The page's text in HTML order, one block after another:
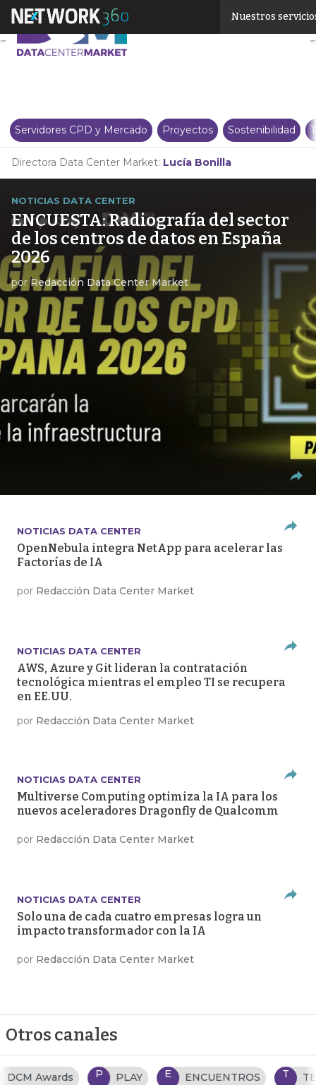
Nuestros
Servidores CPD y Mercado Proyectos Sostenibilidad
Directora Data Center Market: Lucía Bonilla
NOTICIAS DATA CENTER
ENCUESTA: Radiografía del sector
de los centros de datos en España
2026
porRedacción Data Center Market
NOTICIAS DATA CENTER
OpenNebula integra NetApp para acelerar las
Factorías de IA
por Redacción Data Center Market
NOTICIAS DATA CENTER
AWS, Azure y Git lideran la contratación
tecnológica mientras el empleo TI se recupera
en EE.UU.
por Redacción Data Center Market
NOTICIAS DATA CENTER
Multiverse Computing optimiza la IA para los
nuevos aceleradores Dragonfly de Qualcomm
por Redacción Data Center Market
NOTICIAS DATA CENTER
Solo una de cada cuatro empresas logra un
impacto transformador con la IA
por Redacción Data Center Market
Otros canales
P PLAY E ENCUENTROS T TENDENCIAS TI